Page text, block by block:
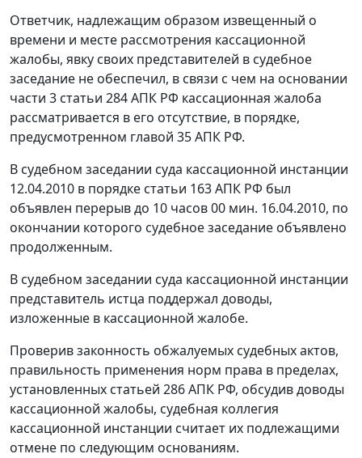
Ответчик, надлежащим образом извещенный о
времени и месте рассмотрения кассационной
жалобы, явку своих представителей в судебное
заседание не обеспечил, в связи с чем на основании
части 3 статьи 284АПК РФ кассационная жалоба
рассматривается в его отсутствие, в порядке,
предусмотренном главой 35АПК РФ.
В судебном заседании суда кассационной инстанции
12.04.2010 в порядке статьи 163АПК РФ был
объявлен перерыв до 10 часов 00 мин. 16.04.2010, по
окончании которого судебное заседание объявлено
продолженным.
В судебном заседании суда кассационной инстанции
представитель истца поддержал доводы,
изложенные в кассационной жалобе.
Проверив законность обжалуемых судебных актов,
правильность применения норм права в пределах,
установленных статьей 286АПК РФ, обсудив доводы
кассационной жалобы, судебная коллегия
кассационной инстанции считает их подлежащими
отмене по следующим основаниям.